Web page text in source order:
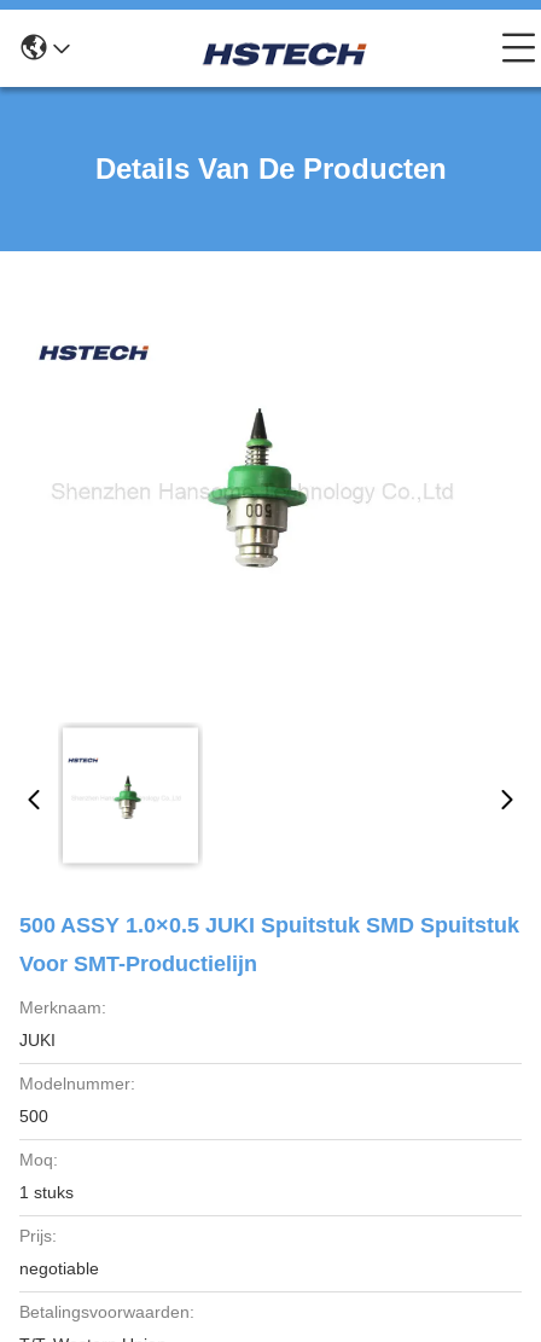
Details Van De Producten
500 ASSY 1.0×0.5 JUKI Spuitstuk SMD Spuitstuk
Voor SMT-Productielijn
Merknaam:
JUKI
Modelnummer:
500
Moq:
1 stuks
Prijs:
negotiable
Betalingsvoorwaarden: